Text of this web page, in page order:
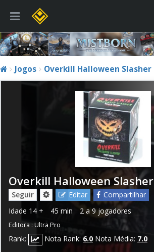
Jogos Overkill Halloween Slasher
Overkill Halloween Slasher
Seguir Editar
Compartilhar
Idade 14 + 45 min 2 a 9 jogadores
Editora : Ultra Pro
Rank: Nota Rank: 6.0 Nota Média: 7.0